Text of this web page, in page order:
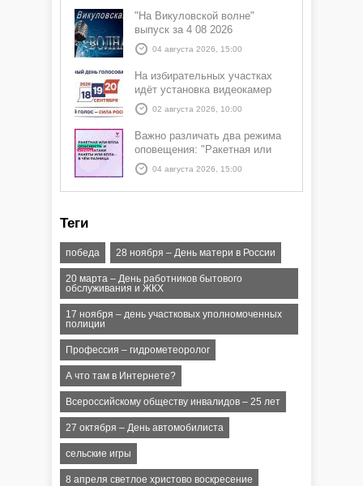
"На Викуловской волне"
выпуск за 4 08 2026
04 августа 2026, 15:00
На избирательных участках
идёт установка видеокамер
02 августа 2026, 10:00
Важно различать два режима
оповещения: "Ракетная или
БПЛА опасность" и "Угроза
атаки ракеты или БПЛА"
04 августа 2026, 15:00
Теги
победа 28 ноября – День матери в России
20 марта – День работников бытового
обслуживания и ЖКХ
17 ноября – день участковых уполномоченных
полиции
Профессия – гидрометеоролог
А что там в Интернете?
Всероссийскому обществу инвалидов – 25 лет
27 октября – День автомобилиста
сельские игры
8 апреля светлое христово воскресение